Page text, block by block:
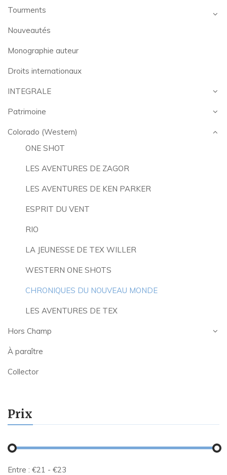
Tourments
Nouveautés
Monographie auteur
Droits internationaux
INTEGRALE
Patrimoine
Colorado (Western)
ONE SHOT
LES AVENTURES DE ZAGOR
LES AVENTURES DE KEN PARKER
ESPRIT DU VENT
RIO
LA JEUNESSE DE TEX WILLER
WESTERN ONE SHOTS
CHRONIQUES DU NOUVEAU MONDE
LES AVENTURES DE TEX
Hors Champ
À paraître
Collector
Prix
Entre : €21 - €23